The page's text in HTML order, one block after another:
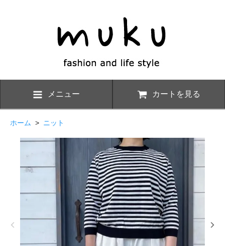
メニュー カートを見る
ホーム > ニット